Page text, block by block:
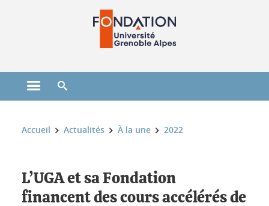
Ouvrir le menu principal
Vous êtes ici :
Accueil Actualités À la une 2022
L’UGA et sa Fondation
financent des cours accélérés de